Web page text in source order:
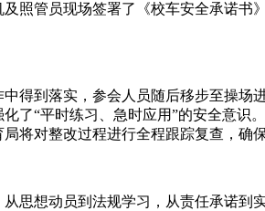
管员现场签署了《校车安全承诺书
到落实，参会人员随后移步至操场
了“平时练习、急时应用”的安全意
将对整改过程进行全程跟踪复查，确
想动员到法规学习，从责任承诺到